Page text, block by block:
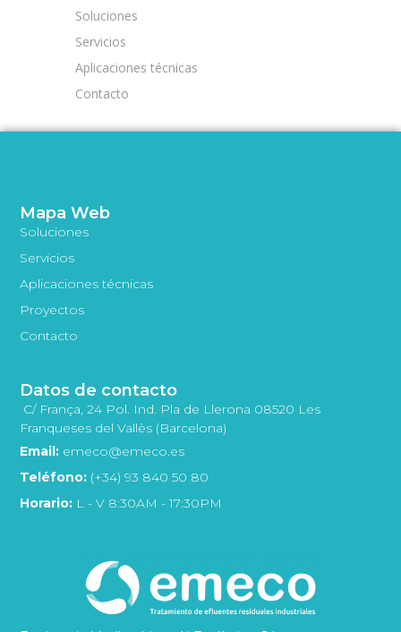
Soluciones
Servicios
Aplicaciones técnicas
Contacto
Mapa Web
Soluciones
Servicios
Aplicaciones técnicas
Proyectos
Contacto
Datos de contacto
C/ França, 24 Pol. Ind. Pla de Llerona 08520 Les
Franqueses del Vallès (Barcelona)
Email: emeco@emeco.es
Teléfono: (+34) 93 840 50 80
Horario: L - V 8:30AM - 17:30PM